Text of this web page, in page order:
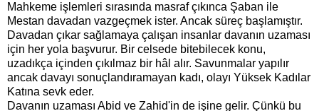
Mahkeme işlemleri sırasında masraf çıkınca Şaban ile
Mestan davadan vazgeçmek ister. Ancak süreç başlamıştır.
Davadan çıkar sağlamaya çalışan insanlar davanın uzaması
için her yola başvurur. Bir celsede bitebilecek konu,
uzadıkça içinden çıkılmaz bir hâl alır. Savunmalar yapılır
ancak davayı sonuçlandıramayan kadı, olayı Yüksek Kadılar
Katına sevk eder.
Davanın uzaması Abid ve Zahid'in de işine gelir. Çünkü bu